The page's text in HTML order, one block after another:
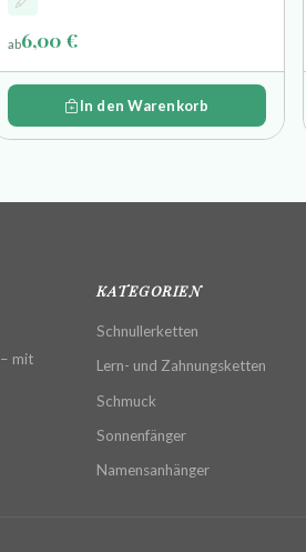
Stretchband
ab6,00 €
In den Warenkorb
mit
KATEGORIEN
Schnullerketten
Lern- und Zahnungsketten
Schmuck
Sonnenfänger
Namensanhänger